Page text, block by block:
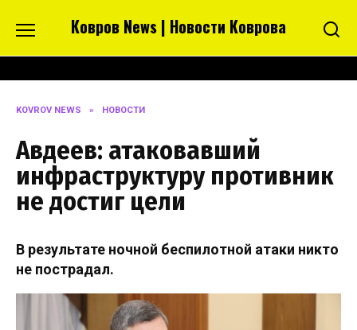
Ковров News | Новости Коврова
KOVROV NEWS » НОВОСТИ
Авдеев: атаковавший
инфраструктуру противник
не достиг цели
В результате ночной беспилотной атаки никто
не пострадал.